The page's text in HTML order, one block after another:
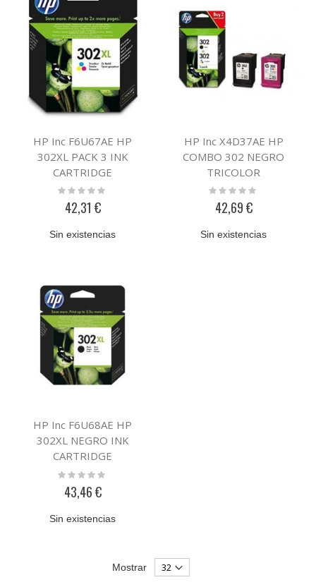
HP Inc F6U67AE HP
302XL PACK 3 INK
CARTRIDGE
Rating:
42,31 €
Sin existencias
HP Inc X4D37AE HP
COMBO 302 NEGRO
TRICOLOR
Rating:
42,69 €
Sin existencias
HP Inc F6U68AE HP
302XL NEGRO INK
CARTRIDGE
Rating:
43,46 €
Sin existencias
Mostrar